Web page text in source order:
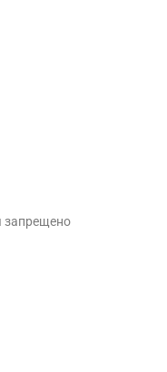
запрещено